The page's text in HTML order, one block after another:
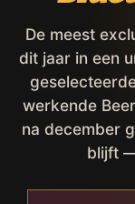
De meest
dit jaar in een
werkende
na december
blijft